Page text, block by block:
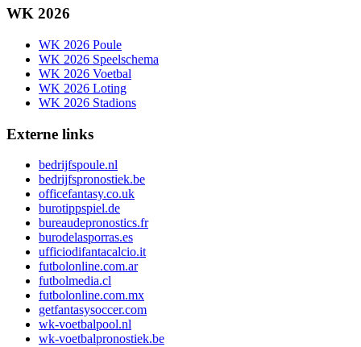
WK 2026
WK 2026 Poule
WK 2026 Speelschema
WK 2026 Voetbal
WK 2026 Loting
WK 2026 Stadions
Externe links
bedrijfspoule.nl
bedrijfspronostiek.be
officefantasy.co.uk
burotippspiel.de
bureaudepronostics.fr
burodelasporras.es
ufficiodifantacalcio.it
futbolonline.com.ar
futbolmedia.cl
futbolonline.com.mx
getfantasysoccer.com
wk-voetbalpool.nl
wk-voetbalpronostiek.be